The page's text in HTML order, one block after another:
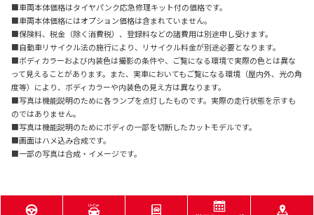
■車両本体価格はタイヤパンク応急修理キット付の価格です。
■車両本体価格にはオプション価格は含まれていません。
■保険料、税金（除く消費税）、登録料などの諸費用は別途申し受けます。
■自動車リサイクル法の施行により、リサイクル料金が別途必要となります。
■ボディカラーおよび内装色は撮影の条件や、ご覧になる環境で実際の色とは異な
って見えることがあります。また、実車においてもご覧になる環境（屋内外、光の角
度等）により、ボディカラーや内装色の見え方は異なります。
■写真は機能説明のために各ランプを点灯したものです。実際の走行状態を示すも
のではありません。
■写真は機能説明のためにボディの一部を切断したカットモデルです。
■画面はハメ込み合成です。
■一部の写真は合成・イメージです。